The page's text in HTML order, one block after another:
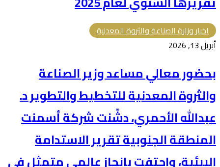
اخبار وزارة الصناعة والثروة المعدنية
أبريل 13, 2026
بحضور معالي مساعد وزير الصناعة
والثروة المعدنية للتخطيط والتطوير د.
عبدالله الأحمري، دشّنت شركة أسمنت
المنطقة الجنوبية تقرير الاستدامة
البيئية، واحتفت بإنجاز عالمي متمثل في